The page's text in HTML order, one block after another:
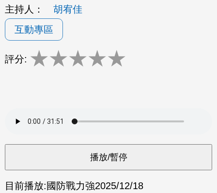
主持人：
胡宥佳
互動專區
評分: ★★★★★
目前播放: 國防戰力強2025/12/18